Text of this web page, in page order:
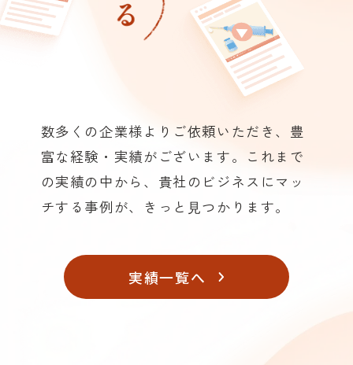
数多くの企業様よりご依頼いただき、豊
富な経験・実績がございます。これまで
の実績の中から、貴社のビジネスにマッ
チする事例が、きっと⾒つかります。
実績一覧へ